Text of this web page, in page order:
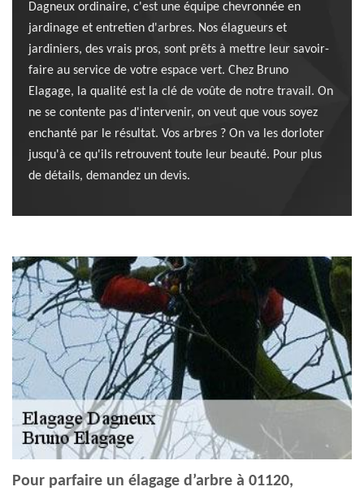
Dagneux ordinaire, c'est une équipe chevronnée en
jardinage et entretien d'arbres. Nos élagueurs et
jardiniers, des vrais pros, sont prêts à mettre leur savoir-
faire au service de votre espace vert. Chez Bruno
Elagage, la qualité est la clé de voûte de notre travail. On
ne se contente pas d'intervenir, on veut que vous soyez
enchanté par le résultat. Vos arbres ? On va les dorloter
jusqu'à ce qu'ils retrouvent toute leur beauté. Pour plus
de détails, demandez un devis.
Pour parfaire un élagage d’arbre à 01120,